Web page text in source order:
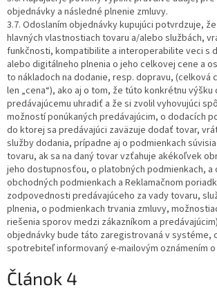
objednávky a následné plnenie zmluvy.
3.7. Odoslaním objednávky kupujúci potvrdzuje,
hlavných vlastnostiach tovaru a/alebo službách,
funkčnosti, kompatibilite a interoperabilite veci s
alebo digitálneho plnenia o jeho celkovej cene a
to nákladoch na dodanie, resp. dopravu, (celková
len „cena“), ako aj o tom, že túto konkrétnu výšku
predávajúcemu uhradiť a že si zvolil vyhovujúci
možností ponúkaných predávajúcim, o dodacích
do ktorej sa predávajúci zaväzuje dodať tovar,
služby dodania, prípadne aj o podmienkach
tovaru, ak sa na daný tovar vzťahuje akékoľvek
jeho dostupnosťou, o platobných podmienkach, a
obchodných podmienkach a Reklamačnom
zodpovednosti predávajúceho za vady tovaru,
plnenia, o podmienkach trvania zmluvy,
riešenia sporov medzi zákazníkom a
objednávky bude táto zaregistrovaná v systéme,
spotrebiteľ informovaný e-mailovým oznámením
Článok 4